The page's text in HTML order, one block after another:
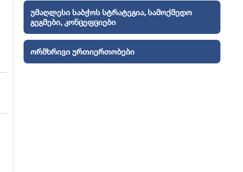
უმაღლესი საბჭოს სტრატეგია, სამოქმედო
გეგმები, კონცეფციები
ორმხრივი ურთიერთობები